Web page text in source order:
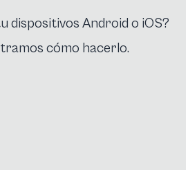
dispositivos Android o iOS?
cómo hacerlo.